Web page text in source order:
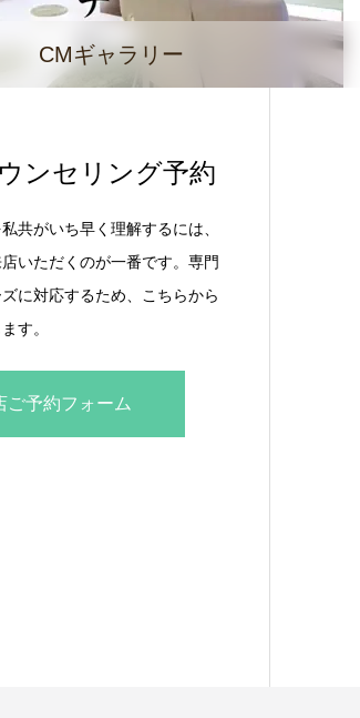
CMギャラリー
ンセリング予約
共がいち早く理解するには、
いただくのが一番です。専門
に対応するため、こちらから
す。
ご予約フォーム